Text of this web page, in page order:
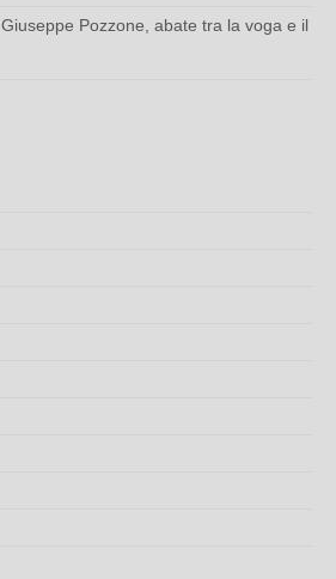
Giuseppe Pozzone, abate tra la voga e il